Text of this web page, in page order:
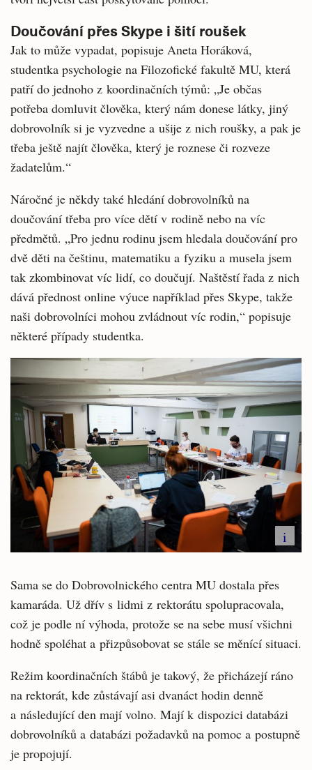
Doučování přes Skype i šití roušek
Jak to může vypadat, popisuje Aneta Horáková,
studentka psychologie na Filozofické fakultě MU, která
patří do jednoho z koordinačních týmů: „Je občas
potřeba domluvit člověka, který nám donese látky, jiný
dobrovolník si je vyzvedne a ušije z nich roušky, a pak je
třeba ještě najít člověka, který je roznese či rozveze
žadatelům.“
Náročné je někdy také hledání dobrovolníků na
doučování třeba pro více dětí v rodině nebo na víc
předmětů. „Pro jednu rodinu jsem hledala doučování pro
dvě děti na češtinu, matematiku a fyziku a musela jsem
tak zkombinovat víc lidí, co doučují. Naštěstí řada z nich
dává přednost online výuce například přes Skype, takže
naši dobrovolníci mohou zvládnout víc rodin,“ popisuje
některé případy studentka.
i
Sama se do Dobrovolnického centra MU dostala přes
kamaráda. Už dřív s lidmi z rektorátu spolupracovala,
což je podle ní výhoda, protože se na sebe musí všichni
hodně spoléhat a přizpůsobovat se stále se měnící situaci.
Režim koordinačních štábů je takový, že přicházejí ráno
na rektorát, kde zůstávají asi dvanáct hodin denně
a následující den mají volno. Mají k dispozici databázi
dobrovolníků a databázi požadavků na pomoc a postupně
je propojují.